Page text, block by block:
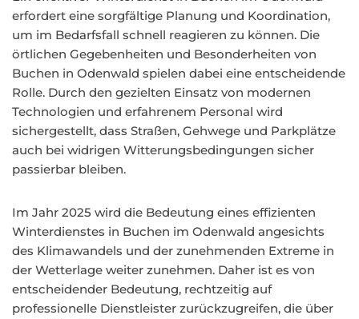
erfordert eine sorgfältige Planung und Koordination,
um im Bedarfsfall schnell reagieren zu können. Die
örtlichen Gegebenheiten und Besonderheiten von
Buchen in Odenwald spielen dabei eine entscheidende
Rolle. Durch den gezielten Einsatz von modernen
Technologien und erfahrenem Personal wird
sichergestellt, dass Straßen, Gehwege und Parkplätze
auch bei widrigen Witterungsbedingungen sicher
passierbar bleiben.
Im Jahr 2025 wird die Bedeutung eines effizienten
Winterdienstes in Buchen im Odenwald angesichts
des Klimawandels und der zunehmenden Extreme in
der Wetterlage weiter zunehmen. Daher ist es von
entscheidender Bedeutung, rechtzeitig auf
professionelle Dienstleister zurückzugreifen, die über